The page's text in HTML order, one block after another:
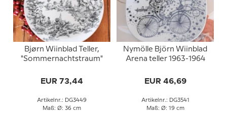
Bjørn Wiinblad Teller,
"Sommernachtstraum"
EUR 73,44
Artikelnr.: DG3449
Maß: Ø: 36 cm
Nymölle Björn Wiinblad
Arena teller 1963-1964
EUR 46,69
Artikelnr.: DG3541
Maß: Ø: 19 cm